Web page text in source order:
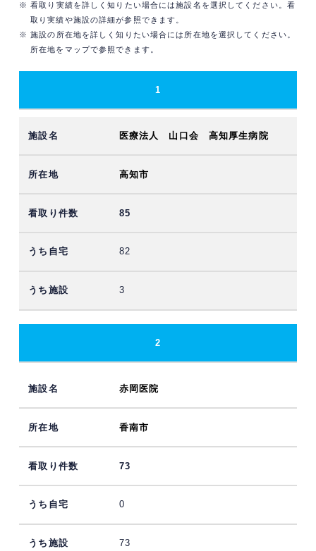
※ 看取り実績を詳しく知りたい場合には施設名を選択してください。看
取り実績や施設の詳細が参照できます。
※ 施設の所在地を詳しく知りたい場合には所在地を選択してください。
所在地をマップで参照できます。
1
医療法人 山口会 高知厚生病院
高知市
85
82
3
2
赤岡医院
香南市
73
0
73